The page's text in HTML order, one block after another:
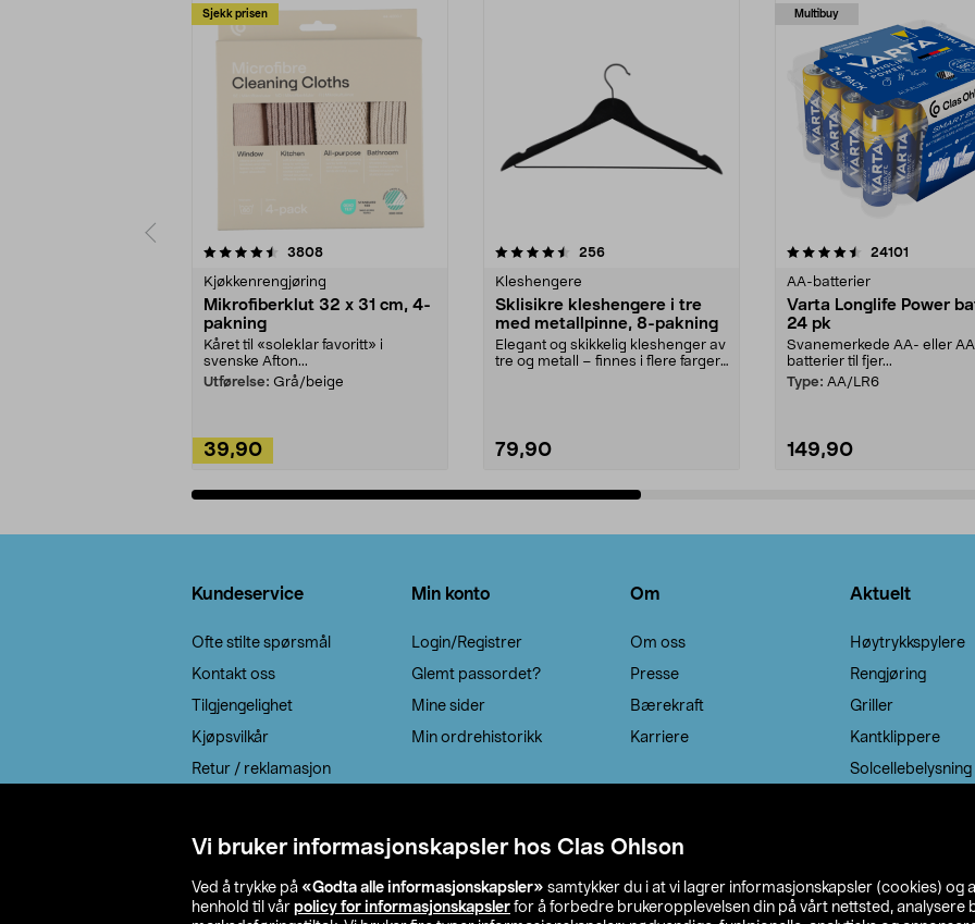
Vi bruker informasjonskapsler hos Clas Ohlson
Ved å trykke på «Godta alle informasjonskapsler» samtykker du i at vi lagrer informasjonskapsler (cookies) og
henhold til vår policy for informasjonskapsler for å forbedre brukeropplevelsen din på vårt nettsted, analysere
Sjekk prisen
3808anmeldelser
Kjøkkenrengjøring
Mikrofiberklut 32 x 31 cm, 4-
pakning
Kåret til «soleklar favoritt» i
svenske Afton...
Utførelse: Grå/beige
39,90
4.5av 5 stjerner 256anmeldelser
Kleshengere
Sklisikre kleshengere i tre
med metallpinne, 8-pakning
Elegant og skikkelig kleshenger av
tre og metall – finnes i flere farger.
79,90
Multibuy
4.5av 5 stjerner 24101
AA-batterier
Varta Longlife Power
24 pk
Svanemerkede AA- eller
batterier til fjer...
Type: AA/LR6
149,90
4.5av 5 stjerner
Kundeservice
Ofte stilte spørsmål
Kontakt oss
Tilgjengelighet
Kjøpsvilkår
Retur / reklamasjon
Min konto
Login/Registrer
Glemt passordet?
Mine sider
Min ordrehistorikk
Om
Om oss
Presse
Bærekraft
Karriere
Aktuelt
Høytrykkspylere
Rengjøring
Griller
Kantklippere
Solcellebelysning